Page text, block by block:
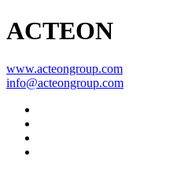
ACTEON
www.acteongroup.com
info@acteongroup.com